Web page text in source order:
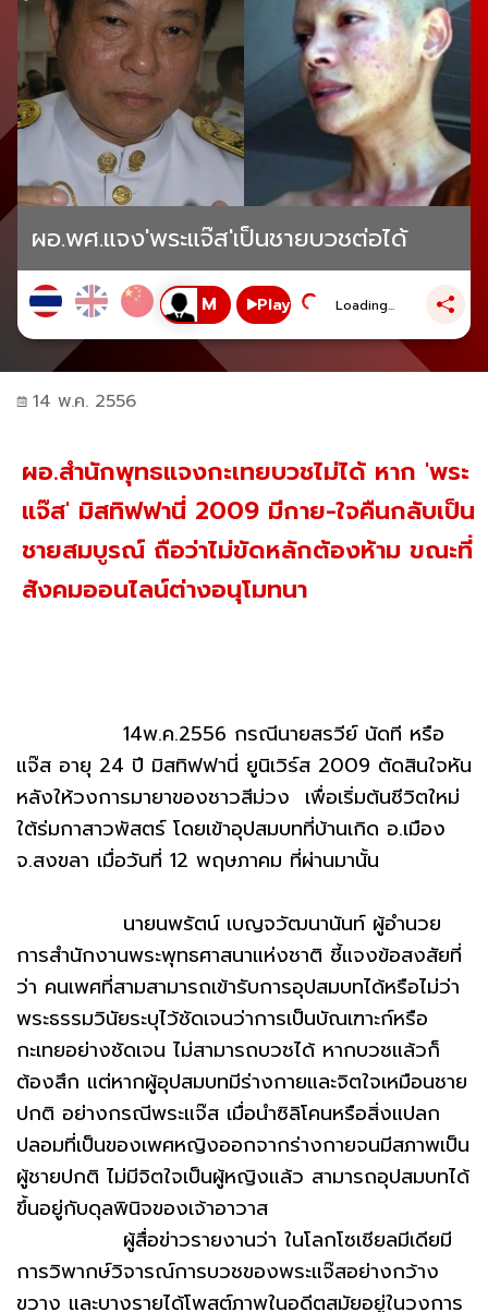
ผอ.พศ.แจง'พระแจ๊ส'เป็นชายบวชต่อได้
Play Loading...
14 พ.ค. 2556
ผอ.สำนักพุทธแจงกะเทยบวชไม่ได้ หาก 'พระ
แจ๊ส' มิสทิฟฟานี่ 2009 มีกาย-ใจคืนกลับเป็น
ชายสมบูรณ์ ถือว่าไม่ขัดหลักต้องห้าม ขณะที่
สังคมออนไลน์ต่างอนุโมทนา
14พ.ค.2556 กรณีนายสรวีย์ นัดที หรือ
แจ๊ส อายุ 24 ปี มิสทิฟฟานี่ ยูนิเวิร์ส 2009 ตัดสินใจหัน
หลังให้วงการมายาของชาวสีม่วง เพื่อเริ่มต้นชีวิตใหม่
ใต้ร่มกาสาวพัสตร์ โดยเข้าอุปสมบทที่บ้านเกิด อ.เมือง
จ.สงขลา เมื่อวันที่ 12 พฤษภาคม ที่ผ่านมานั้น
นายนพรัตน์ เบญจวัฒนานันท์ ผู้อำนวย
การสำนักงานพระพุทธศาสนาแห่งชาติ ชี้แจงข้อสงสัยที่
ว่า คนเพศที่สามสามารถเข้ารับการอุปสมบทได้หรือไม่ว่า
พระธรรมวินัยระบุไว้ชัดเจนว่าการเป็นบัณเฑาะก์หรือ
กะเทยอย่างชัดเจน ไม่สามารถบวชได้ หากบวชแล้วก็
ต้องสึก แต่หากผู้อุปสมบทมีร่างกายและจิตใจเหมือนชาย
ปกติ อย่างกรณีพระแจ๊ส เมื่อนำซิลิโคนหรือสิ่งแปลก
ปลอมที่เป็นของเพศหญิงออกจากร่างกายจนมีสภาพเป็น
ผู้ชายปกติ ไม่มีจิตใจเป็นผู้หญิงแล้ว สามารถอุปสมบทได้
ขึ้นอยู่กับดุลพินิจของเจ้าอาวาส
ผู้สื่อข่าวรายงานว่า ในโลกโซเชียลมีเดียมี
การวิพากษ์วิจารณ์การบวชของพระแจ๊สอย่างกว้าง
ขวาง และบางรายได้โพสต์ภาพในอดีตสมัยอยู่ในวงการ